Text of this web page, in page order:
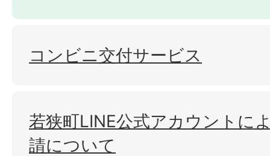
コンビニ交付サービス
若狭町LINE公式アカウントに
請について